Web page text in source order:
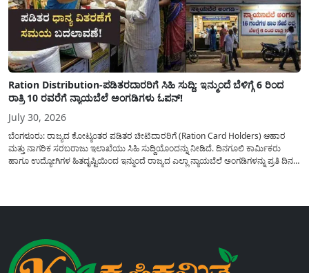
Ration Distribution-ಪಡಿತರದಾರರಿಗೆ ಸಿಹಿ ಸುದ್ದಿ: ಇನ್ಮುಂದೆ ಬೆಳಿಗ್ಗೆ 6 ರಿಂದ
ರಾತ್ರಿ 10 ರವರೆಗೆ ನ್ಯಾಯಬೆಲೆ ಅಂಗಡಿಗಳು ಓಪನ್!
July 30, 2026
ಬೆಂಗಳೂರು: ರಾಜ್ಯದ ಕೋಟ್ಯಂತರ ಪಡಿತರ ಚೀಟಿದಾರರಿಗೆ (Ration Card Holders) ಆಹಾರ
ಮತ್ತು ನಾಗರಿಕ ಸರಬರಾಜು ಇಲಾಖೆಯು ಸಿಹಿ ಸುದ್ದಿಯೊಂದನ್ನು ನೀಡಿದೆ. ದಿನಗೂಲಿ ಕಾರ್ಮಿಕರು
ಹಾಗೂ ಉದ್ಯೋಗಿಗಳ ಹಿತದೃಷ್ಟಿಯಿಂದ ಇನ್ಮುಂದೆ ರಾಜ್ಯದ ಎಲ್ಲಾ ನ್ಯಾಯಬೆಲೆ ಅಂಗಡಿಗಳನ್ನು ಪ್ರತಿ ದಿನ